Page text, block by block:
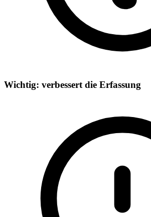
Wichtig: verbessert die Erfassung